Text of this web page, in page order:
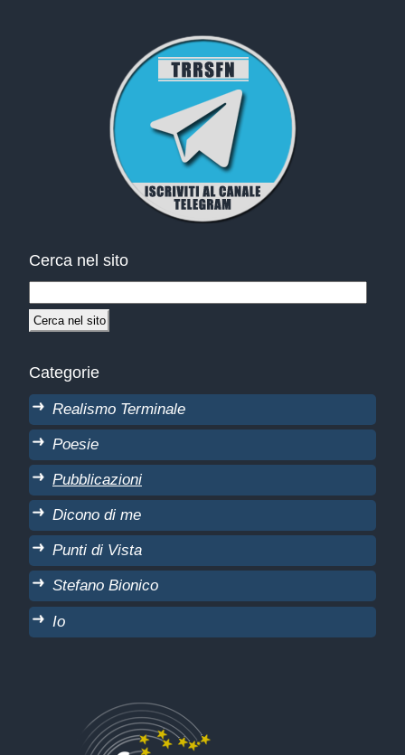
Cerca nel sito
Categorie
Realismo Terminale
Poesie
Pubblicazioni
Dicono di me
Punti di Vista
Stefano Bionico
Io